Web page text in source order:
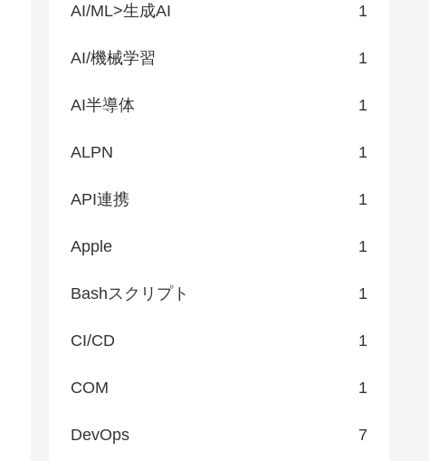
AI/ML>生成AI 1
AI/機械学習 1
AI半導体 1
ALPN 1
API連携 1
Apple 1
Bashスクリプト 1
CI/CD 1
COM 1
DevOps 7